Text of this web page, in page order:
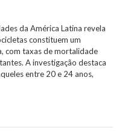
da América Latina revela
constituem um
com taxas de mortalidade
A investigação destaca
entre 20 e 24 anos,